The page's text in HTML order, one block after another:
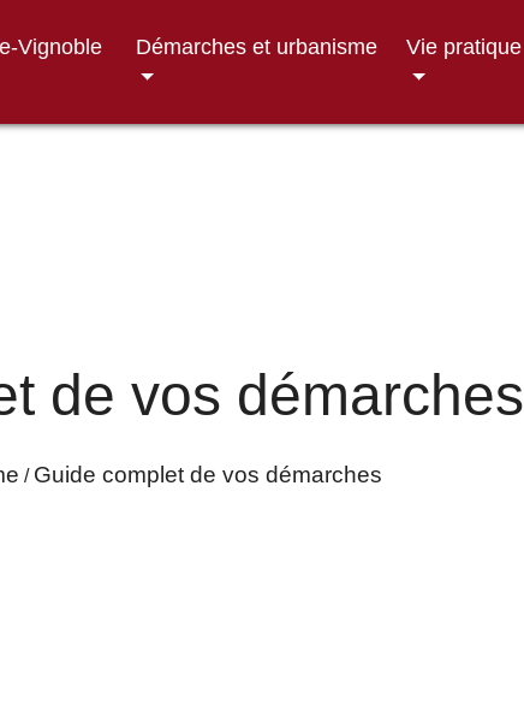
Vignoble Démarches et urbanisme Vie pratique
de vos démarches
/ Guide complet de vos démarches